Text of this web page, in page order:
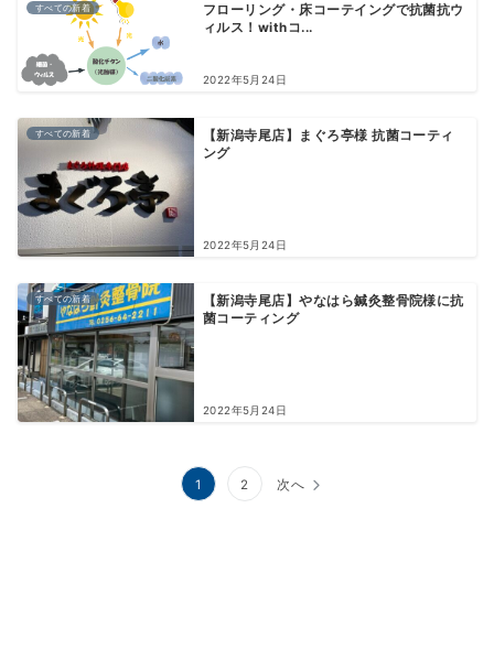
すべての新着
フローリング・床コーテイングで抗菌抗ウ
ィルス！withコ...
2022年5月24日
すべての新着
【新潟寺尾店】まぐろ亭様 抗菌コーティ
ング
2022年5月24日
すべての新着
【新潟寺尾店】やなはら鍼灸整骨院様に抗
菌コーティング
2022年5月24日
1 2 次へ